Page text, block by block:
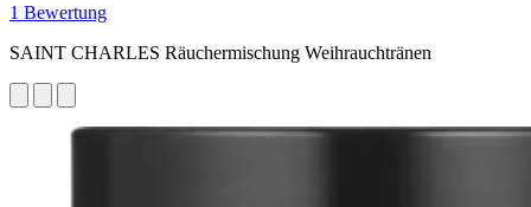
1 Bewertung
SAINT CHARLES Räuchermischung Weihrauchtränen